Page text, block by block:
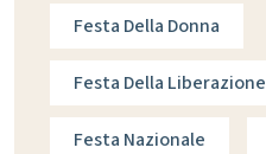
Festa Della Donna
Festa Della Liberazione
Festa Nazionale